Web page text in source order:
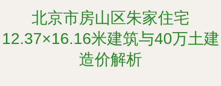
北京市房山区朱家住宅
12.37×16.16米建筑与40万土建
造价解析